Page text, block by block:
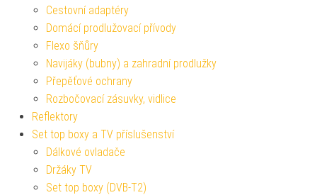
Cestovní adaptéry
Domácí prodlužovací přívody
Flexo šňůry
Navijáky (bubny) a zahradní prodlužky
Přepěťové ochrany
Rozbočovací zásuvky, vidlice
Reflektory
Set top boxy a TV příslušenství
Dálkové ovladače
Držáky TV
Set top boxy (DVB-T2)